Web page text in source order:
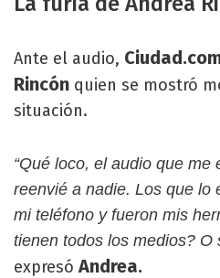
Ante el audio,
Rincón quien se mostró
situación.
“Qué loco, el audio que me
reenvié a nadie. Los que lo
mi teléfono y fueron mis
tienen todos los medios?
expresóAndrea.